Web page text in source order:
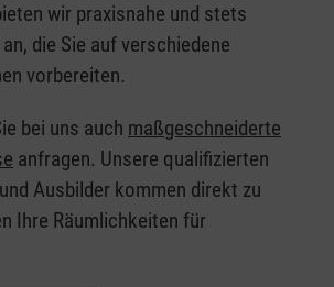
wir praxisnahe und stets
die Sie auf verschiedene
vorbereiten.
bei uns auch maßgeschneiderte
anfragen. Unsere qualifizierten
Ausbilder kommen direkt zu
Ihre Räumlichkeiten für